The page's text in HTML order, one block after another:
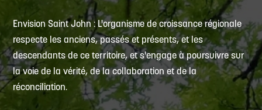
Envision Saint John : L'organisme de croissance régionale
respecte les anciens, passés et présents, et les
descendants de ce territoire, et s'engage à poursuivre sur
la voie de la vérité, de la collaboration et de la
réconciliation.